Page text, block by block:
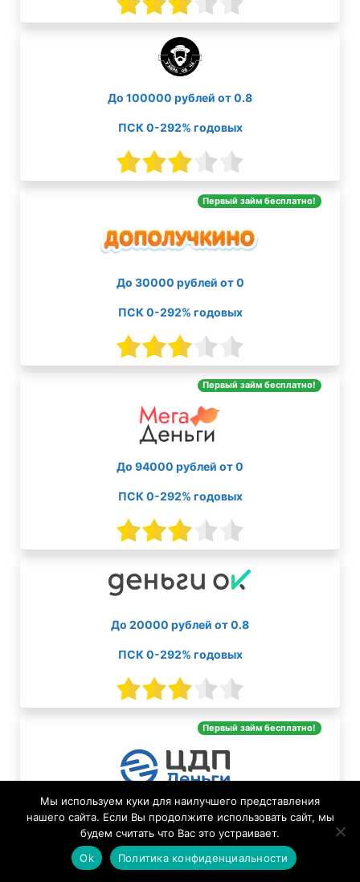
До 100000 рублей от 0.8
ПСК 0-292% годовых
Первый займ бесплатно!
До 30000 рублей от 0
ПСК 0-292% годовых
Первый займ бесплатно!
До 94000 рублей от 0
ПСК 0-292% годовых
До 20000 рублей от 0.8
ПСК 0-292% годовых
Первый займ бесплатно!
До 30000 рублей от 0
ПСК 0-292% годовых
Мы используем куки для наилучшего представления
нашего сайта. Если Вы продолжите использовать сайт, мы
будем считать что Вас это устраивает.
Ok
Политика конфиденциальности